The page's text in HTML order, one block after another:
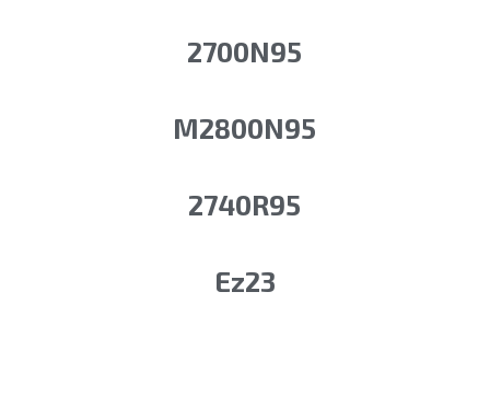
2700N95
M2800N95
2740R95
Ez23